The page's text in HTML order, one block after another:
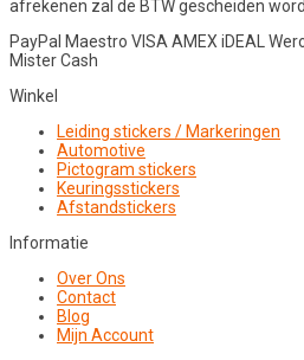
afrekenen zal de BTW gescheiden
PayPal Maestro VISAAMEXiDEAL
Mister Cash
Winkel
Leiding stickers / Markeringen
Automotive
Pictogram stickers
Keuringsstickers
Afstandstickers
Informatie
Over Ons
Contact
Blog
Mijn Account